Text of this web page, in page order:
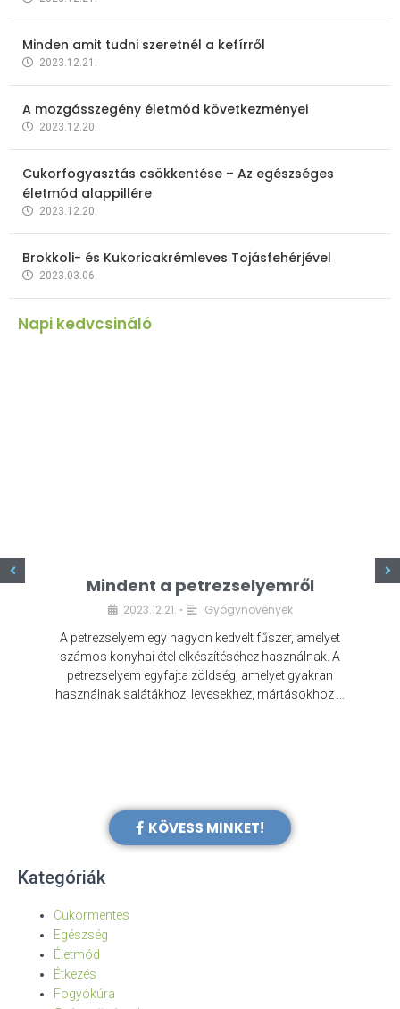
Minden amit tudni szeretnél a kefírről
2023.12.21.
A mozgásszegény életmód következményei
2023.12.20.
Cukorfogyasztás csökkentése – Az egészséges
életmód alappillére
2023.12.20.
Brokkoli- és Kukoricakrémleves Tojásfehérjével
2023.03.06.
Napi kedvcsináló
Mindent a petrezselyemről
2023.12.21. • Gyógynövények
A petrezselyem egy nagyon kedvelt fűszer, amelyet
számos konyhai étel elkészítéséhez használnak. A
petrezselyem egyfajta zöldség, amelyet gyakran
használnak salátákhoz, levesekhez, mártásokhoz …
KÖVESS MINKET!
Kategóriák
Cukormentes
Egészség
Életmód
Étkezés
Fogyókúra